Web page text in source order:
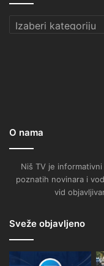
Kategorije
O nama
Niš TV je
poznatih novinara i
vid
Sveže objavljeno